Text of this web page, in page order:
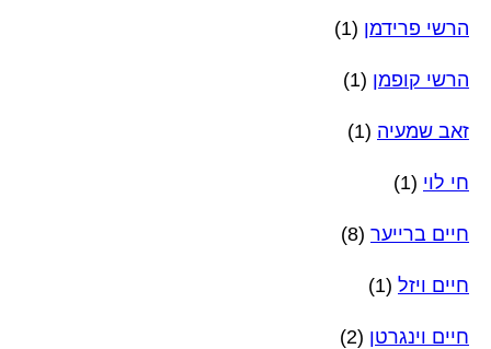
הרשי פרידמן (1)
הרשי קופמן (1)
זאב שמעיה (1)
חי לוי (1)
חיים ברייער (8)
חיים ויזל (1)
חיים וינגרטן (2)